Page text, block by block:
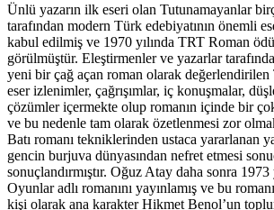
Ünlü yazarın ilk eseri olan Tutunamayanlar
tarafından modern Türk edebiyatının önemli
kabul edilmiş ve 1970 yılında TRT Roman
görülmüştür. Eleştirmenler ve yazarlar
yeni bir çağ açan roman olarak değerlendirilen
eser izlenimler, çağrışımlar, iç konuşmalar,
çözümler içermekte olup romanın içinde bir
ve bu nedenle tam olarak özetlenmesi zor
Batı romanı tekniklerinden ustaca yararlanan
gencin burjuva dünyasından nefret etmesi
sonuçlandırmıştır. Oğuz Atay daha sonra
Oyunlar adlı romanını yayınlamış ve bu
kişi olarak ana karakter Hikmet Benol’un